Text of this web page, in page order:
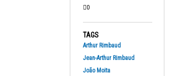
0
TAGS
Arthur Rimbaud
Jean-Arthur Rimbaud
João Moita